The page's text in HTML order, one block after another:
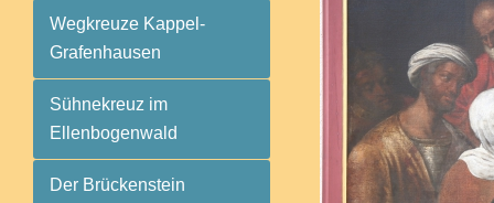
Wegkreuze Kappel-
Grafenhausen
Sühnekreuz im
Ellenbogenwald
Der Brückenstein